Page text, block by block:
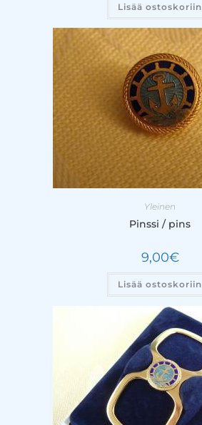
Lisää ostoskoriin
Yleinen
Pinssi / pins
9,00€
Lisää ostoskoriin